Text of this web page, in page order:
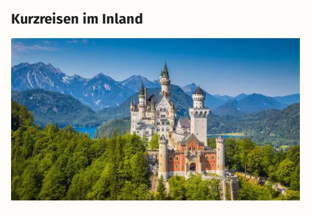
Kurzreisen im Inland